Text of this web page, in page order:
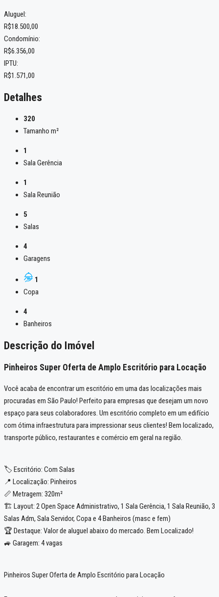
Aluguel:
R$18.500,00
Condomínio:
R$6.356,00
IPTU:
R$1.571,00
Detalhes
320
Tamanho m²
1
Sala Gerência
1
Sala Reunião
5
Salas
4
Garagens
1
Copa
4
Banheiros
Descrição do Imóvel
Pinheiros Super Oferta de Amplo Escritório para Locação
Você acaba de encontrar um escritório em uma das localizações mais
procuradas em São Paulo! Perfeito para empresas que desejam um novo
espaço para seus colaboradores. Um escritório completo em um edifício
com ótima infraestrutura para impressionar seus clientes! Bem localizado,
transporte público, restaurantes e comércio em geral na região.
🏷️ Escritório: Com Salas
📍 Localização: Pinheiros
📏 Metragem: 320m²
🏗️ Layout: 2 Open Space Administrativo, 1 Sala Gerência, 1 Sala Reunião, 3
Salas Adm, Sala Servidor, Copa e 4 Banheiros (masc e fem)
🏆 Destaque: Valor de aluguel abaixo do mercado. Bem Localizado!
🚙 Garagem: 4 vagas
Pinheiros Super Oferta de Amplo Escritório para Locação